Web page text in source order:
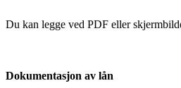
Du kan legge ved PDF eller
Dokumentasjon av lån